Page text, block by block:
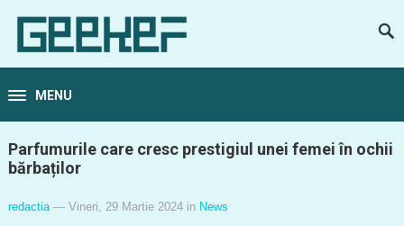
MENU
Parfumurile care cresc prestigiul unei femei în ochii
bărbaților
redactia — Vineri, 29 Martie 2024 in News